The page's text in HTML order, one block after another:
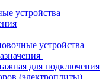
устройства
устройства
для подключения
(электроплиты)